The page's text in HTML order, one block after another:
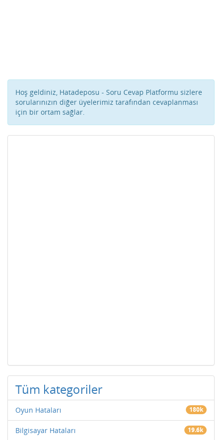
Hoş geldiniz, Hatadeposu - Soru Cevap Platformu sizlere
sorularınızın diğer üyelerimiz tarafından cevaplanması
için bir ortam sağlar.
Tüm kategoriler
Oyun Hataları 180k
Bilgisayar Hataları 19.6k